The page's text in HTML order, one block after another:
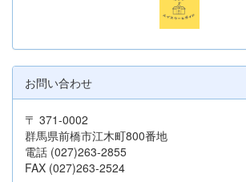
お問い合わせ
〒 371-0002
群馬県前橋市江木町800番地
電話 (027)263-2855
FAX (027)263-2524